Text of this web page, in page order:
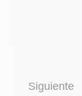
Siguiente